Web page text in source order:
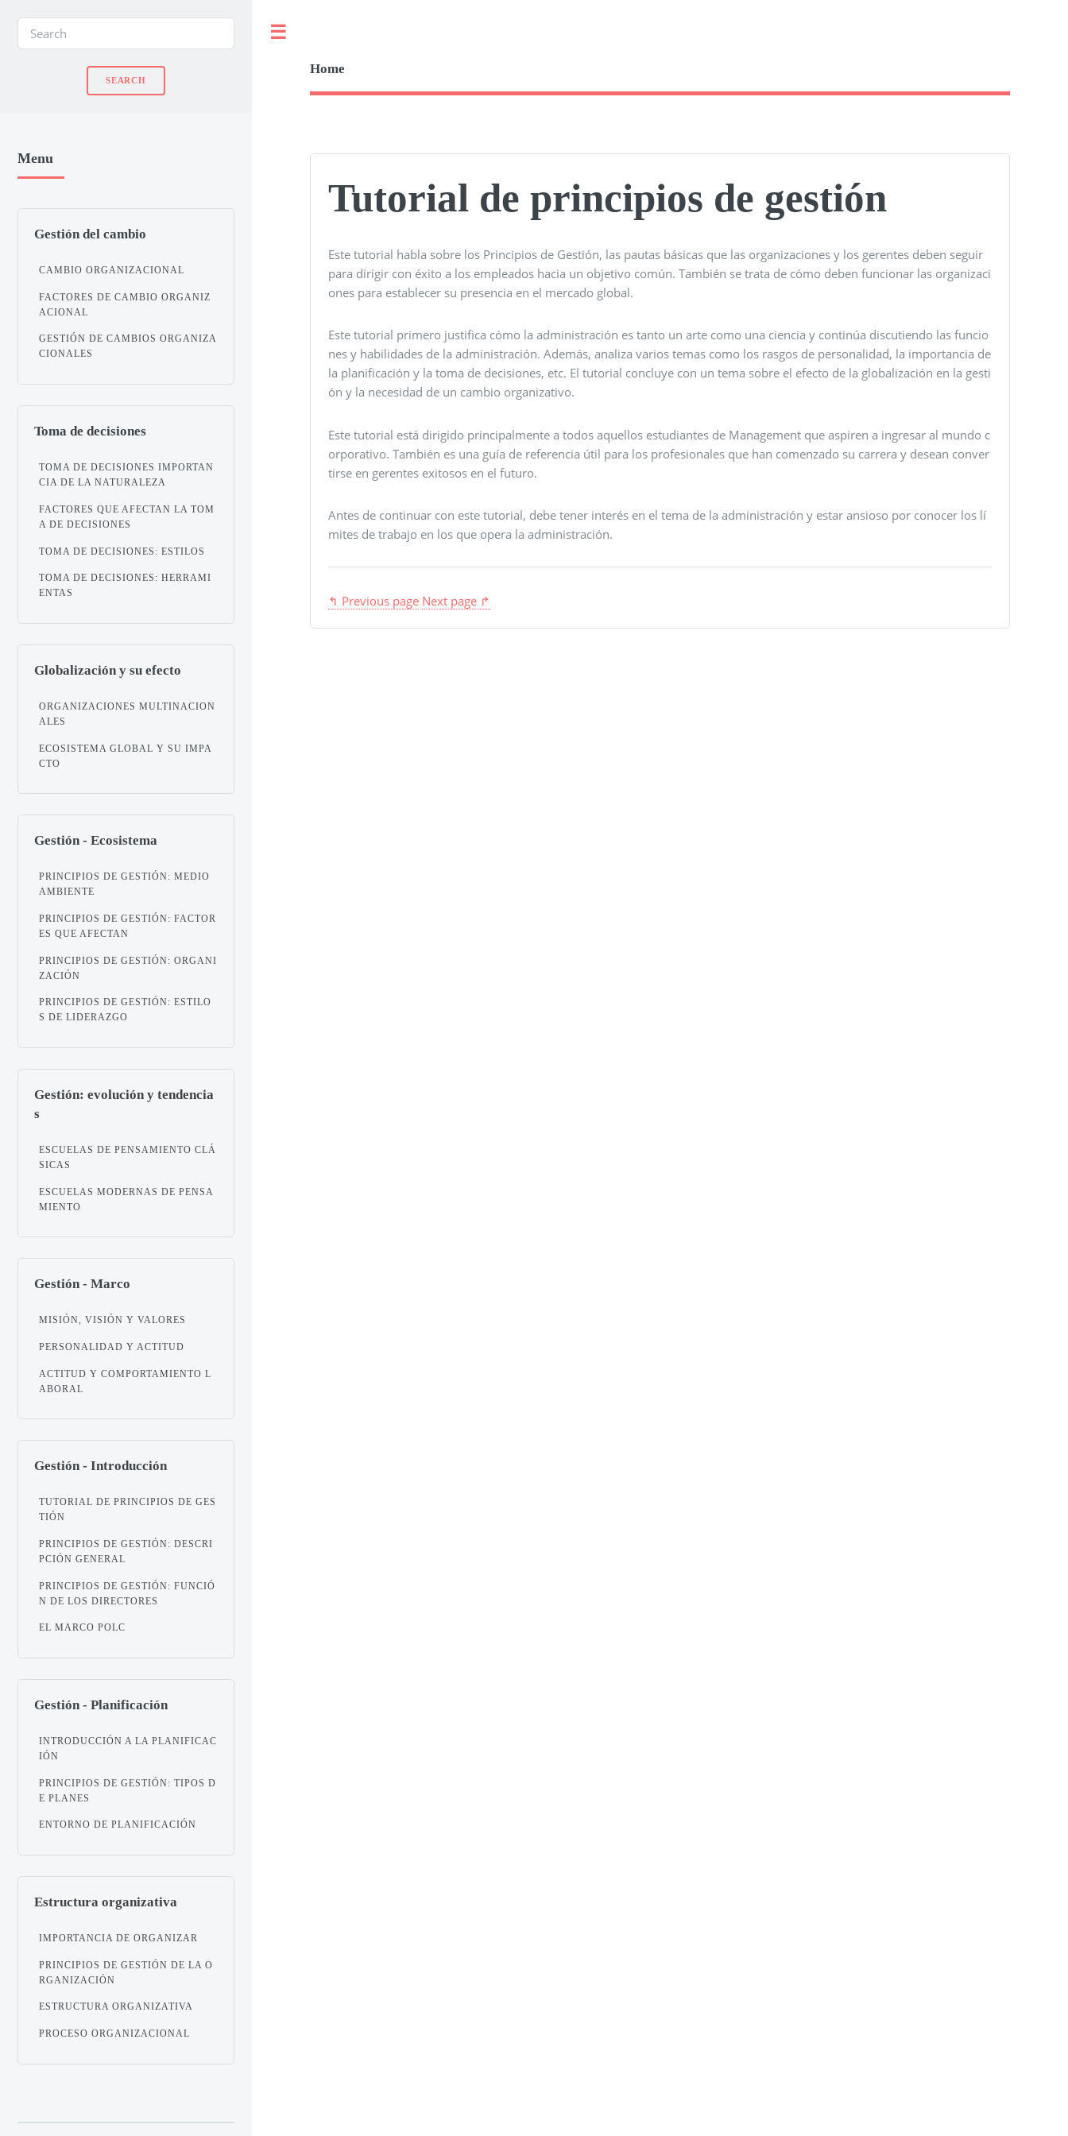
Home
Tutorial de principios de gestión
Este tutorial habla sobre los Principios de Gestión, las pautas básicas que las organizaciones y los gerentes deben seguir
para dirigir con éxito a los empleados hacia un objetivo común. También se trata de cómo deben funcionar las organizaci
ones para establecer su presencia en el mercado global.
Este tutorial primero justifica cómo la administración es tanto un arte como una ciencia y continúa discutiendo las funcio
nes y habilidades de la administración. Además, analiza varios temas como los rasgos de personalidad, la importancia de
la planificación y la toma de decisiones, etc. El tutorial concluye con un tema sobre el efecto de la globalización en la gesti
ón y la necesidad de un cambio organizativo.
Este tutorial está dirigido principalmente a todos aquellos estudiantes de Management que aspiren a ingresar al mundo c
orporativo. También es una guía de referencia útil para los profesionales que han comenzado su carrera y desean conver
tirse en gerentes exitosos en el futuro.
Antes de continuar con este tutorial, debe tener interés en el tema de la administración y estar ansioso por conocer los lí
mites de trabajo en los que opera la administración.
↰ Previous page Next page ↱
Menu
Gestión del cambio
CAMBIO ORGANIZACIONAL
FACTORES DE CAMBIO ORGANIZ
ACIONAL
GESTIÓN DE CAMBIOS ORGANIZA
CIONALES
Toma de decisiones
TOMA DE DECISIONES IMPORTAN
CIA DE LA NATURALEZA
FACTORES QUE AFECTAN LA TOM
A DE DECISIONES
TOMA DE DECISIONES: ESTILOS
TOMA DE DECISIONES: HERRAMI
ENTAS
Globalización y su efecto
ORGANIZACIONES MULTINACION
ALES
ECOSISTEMA GLOBAL Y SU IMPA
CTO
Gestión - Ecosistema
PRINCIPIOS DE GESTIÓN: MEDIO
AMBIENTE
PRINCIPIOS DE GESTIÓN: FACTOR
ES QUE AFECTAN
PRINCIPIOS DE GESTIÓN: ORGANI
ZACIÓN
PRINCIPIOS DE GESTIÓN: ESTILO
S DE LIDERAZGO
Gestión: evolución y tendencia
s
ESCUELAS DE PENSAMIENTO CLÁ
SICAS
ESCUELAS MODERNAS DE PENSA
MIENTO
Gestión - Marco
MISIÓN, VISIÓN Y VALORES
PERSONALIDAD Y ACTITUD
ACTITUD Y COMPORTAMIENTO L
ABORAL
Gestión - Introducción
TUTORIAL DE PRINCIPIOS DE GES
TIÓN
PRINCIPIOS DE GESTIÓN: DESCRI
PCIÓN GENERAL
PRINCIPIOS DE GESTIÓN: FUNCIÓ
N DE LOS DIRECTORES
EL MARCO POLC
Gestión - Planificación
INTRODUCCIÓN A LA PLANIFICAC
IÓN
PRINCIPIOS DE GESTIÓN: TIPOS D
E PLANES
ENTORNO DE PLANIFICACIÓN
Estructura organizativa
IMPORTANCIA DE ORGANIZAR
PRINCIPIOS DE GESTIÓN DE LA O
RGANIZACIÓN
ESTRUCTURA ORGANIZATIVA
PROCESO ORGANIZACIONAL